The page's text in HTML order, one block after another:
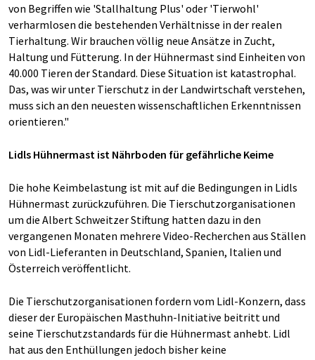
von Begriffen wie 'Stallhaltung Plus' oder 'Tierwohl'
verharmlosen die bestehenden Verhältnisse in der realen
Tierhaltung. Wir brauchen völlig neue Ansätze in Zucht,
Haltung und Fütterung. In der Hühnermast sind Einheiten von
40.000 Tieren der Standard. Diese Situation ist katastrophal.
Das, was wir unter Tierschutz in der Landwirtschaft verstehen,
muss sich an den neuesten wissenschaftlichen Erkenntnissen
orientieren."
Lidls Hühnermast ist Nährboden für gefährliche Keime
Die hohe Keimbelastung ist mit auf die Bedingungen in Lidls
Hühnermast zurückzuführen. Die Tierschutzorganisationen
um die Albert Schweitzer Stiftung hatten dazu in den
vergangenen Monaten mehrere Video-Recherchen aus Ställen
von Lidl-Lieferanten in Deutschland, Spanien, Italien und
Österreich veröffentlicht.
Die Tierschutzorganisationen fordern vom Lidl-Konzern, dass
dieser der Europäischen Masthuhn-Initiative beitritt und
seine Tierschutzstandards für die Hühnermast anhebt. Lidl
hat aus den Enthüllungen jedoch bisher keine